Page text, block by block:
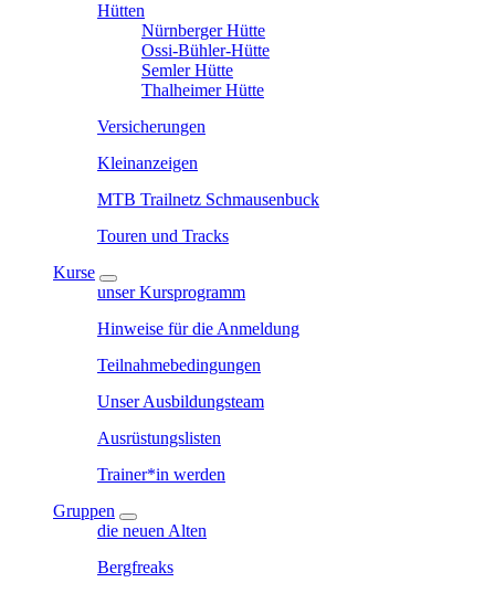
Hütten
Nürnberger Hütte
Ossi-Bühler-Hütte
Semler Hütte
Thalheimer Hütte
Versicherungen
Kleinanzeigen
MTB Trailnetz Schmausenbuck
Touren und Tracks
Kurse
unser Kursprogramm
Hinweise für die Anmeldung
Teilnahmebedingungen
Unser Ausbildungsteam
Ausrüstungslisten
Trainer*in werden
Gruppen
die neuen Alten
Bergfreaks